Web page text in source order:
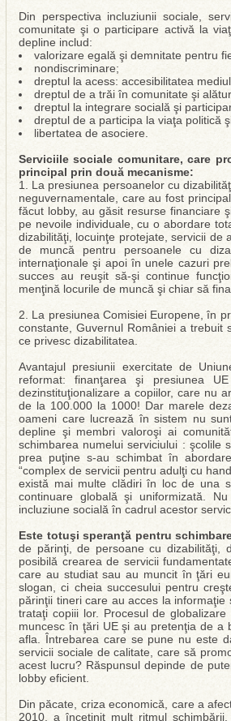
Din perspectiva incluziunii sociale,
comunitate şi o participare activă la
depline includ:
valorizare egală şi demnitate pentru
nondiscriminare;
dreptul la acess: accesibilitatea
dreptul de a trăi în comunitate şi
dreptul la integrare socială şi
dreptul de a participa la viaţa politică
libertatea de asociere.
Serviciile sociale comunitare, care
principal prin două mecanisme:
1. La presiunea persoanelor cu
neguvernamentale, care au fost
făcut lobby, au găsit resurse financiare
pe nevoile individuale, cu o abordare
dizabilităţi, locuinţe protejate, servicii de
de muncă pentru persoanele cu
internaţionale şi apoi în unele cazuri
succes au reuşit să-şi continue
menţină locurile de muncă şi chiar să
2. La presiunea Comisiei Europene, în
constante, Guvernul României a
ce privesc dizabilitatea.
Avantajul presiunii exercitate de
reformat: finanţarea şi presiunea
dezinstituţionalizare a copiilor, care nu
de la 100.000 la 1000! Dar marele
oameni care lucrează în sistem nu
depline şi membri valoroşi ai
schimbarea numelui serviciului : şcolile
prea puţine s-au schimbat în
“complex de servicii pentru adulţi cu
există mai multe clădiri în loc de una
continuare globală şi uniformizată.
incluziune socială în cadrul acestor
Este totuşi speranţă pentru
de părinţi, de persoane cu dizabilităţi,
posibilă crearea de servicii
care au studiat sau au muncit în ţări
slogan, ci cheia succesului pentru
părinţii tineri care au acces la
trataţi copiii lor. Procesul de
muncesc în ţări UE şi au pretenţia de a
afla. Întrebarea care se pune nu este
servicii sociale de calitate, care să
acest lucru? Răspunsul depinde de
lobby eficient.
Din păcate, criza economică, care a
2010, a încetinit mult ritmul